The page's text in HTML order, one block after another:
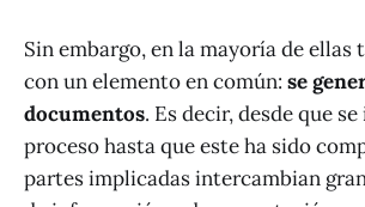
Sin embargo, en la mayoría de ellas
con un elemento en común: se
documentos. Es decir, desde que
proceso hasta que este ha sido
partes implicadas intercambian